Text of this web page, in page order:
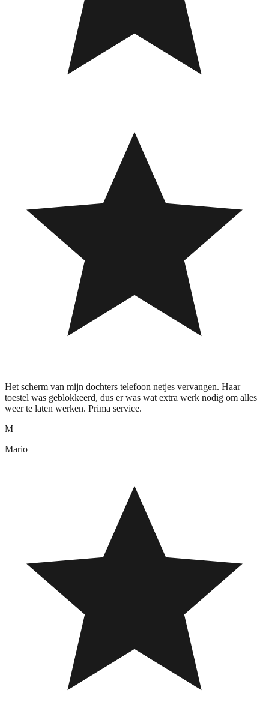
Het scherm van mijn dochters telefoon netjes vervangen. Haar
toestel was geblokkeerd, dus er was wat extra werk nodig om alles
weer te laten werken. Prima service.
M
Mario